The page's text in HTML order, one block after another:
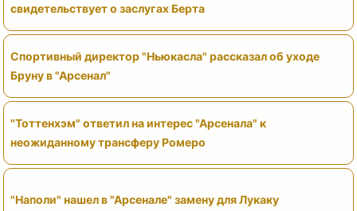
свидетельствует о заслугах Берта
Спортивный директор "Ньюкасла" рассказал об уходе
Бруну в "Арсенал"
"Тоттенхэм" ответил на интерес "Арсенала" к
неожиданному трансферу Ромеро
"Наполи" нашел в "Арсенале" замену для Лукаку